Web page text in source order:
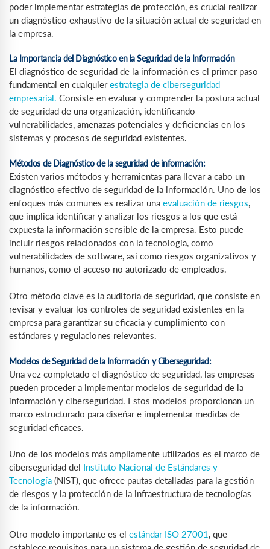
poder implementar estrategias de protección, es crucial realizar
un diagnóstico exhaustivo de la situación actual de seguridad en
la empresa.
La Importancia del Diagnóstico en la Seguridad de la Información
El diagnóstico de seguridad de la información es el primer paso
fundamental en cualquierestrategia de ciberseguridad
empresarial. Consiste en evaluar y comprender la postura actual
de seguridad de una organización, identificando
vulnerabilidades, amenazas potenciales y deficiencias en los
sistemas y procesos de seguridad existentes.
Métodos de Diagnóstico de la seguridad de información:
Existen varios métodos y herramientas para llevar a cabo un
diagnóstico efectivo de seguridad de la información. Uno de los
enfoques más comunes es realizar una evaluación de riesgos
que implica identificar y analizar los riesgos a los que está
expuesta la información sensible de la empresa. Esto puede
incluir riesgos relacionados con la tecnología, como
vulnerabilidades de software, así como riesgos organizativos y
humanos, como el acceso no autorizado de empleados.
Otro método clave es la auditoría de seguridad, que consiste en
revisar y evaluar los controles de seguridad existentes en la
empresa para garantizar su eficacia y cumplimiento con
estándares y regulaciones relevantes.
Modelos de Seguridad de la Información y Ciberseguridad:
Una vez completado el diagnóstico de seguridad, las empresas
pueden proceder a implementar modelos de seguridad de la
información y ciberseguridad. Estos modelos proporcionan un
marco estructurado para diseñar e implementar medidas de
seguridad eficaces.
Uno de los modelos más ampliamente utilizados es el marco de
ciberseguridad del Instituto Nacional de Estándares y
Tecnología (NIST), que ofrece pautas detalladas para la gestión
de riesgos y la protección de la infraestructura de tecnologías
de la información.
Otro modelo importante es el estándar ISO 27001 , que